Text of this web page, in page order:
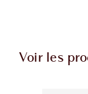
Voir les